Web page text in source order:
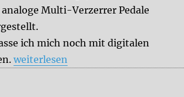
Multi-Verzerrer Pedale
ich mich noch mit digitalen
„Multi Overdrive Teil 3“
weiterlesen